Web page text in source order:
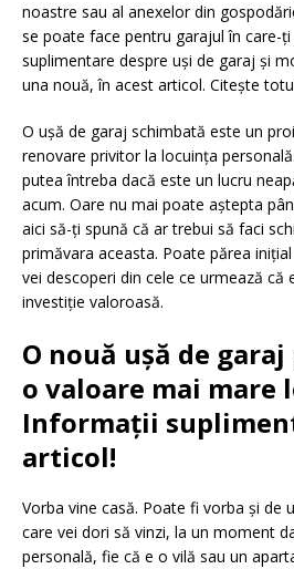
noastre sau al anexelor din
se poate face pentru garajul în care-
suplimentare despre uși de garaj și
una nouă, în acest articol. Citește
O ușă de garaj schimbată este un
renovare privitor la locuința
putea întreba dacă este un lucru
acum. Oare nu mai poate aștepta
aici să-ți spună că ar trebui să faci
primăvara aceasta. Poate părea
vei descoperi din cele ce urmează că
investiție valoroasă.
O nouă ușă de
o valoare mai mare
Informații
articol!
Vorba vine casă. Poate fi vorba și de
care vei dori să vinzi, la un moment
personală, fie că e o vilă sau un